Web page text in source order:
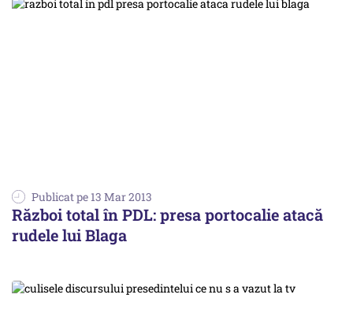
Publicat pe 13 Mar 2013
Război total în PDL: presa portocalie atacă
rudele lui Blaga